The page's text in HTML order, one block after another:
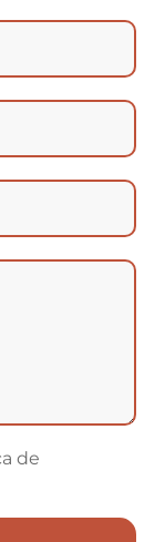
de